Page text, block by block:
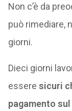
Non c’è da
può rimediare,
giorni.
Dieci giorni
essere sicuri
pagamento